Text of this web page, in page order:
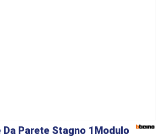
Parete Stagno 1Modulo